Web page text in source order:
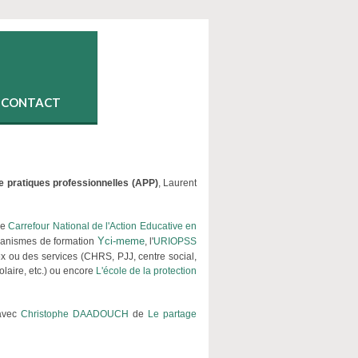
CONTACT
pratiques professionnelles (APP), Laurent
Carrefour National de l'Action Educative en
de formation Yci-meme, l'URIOPSS
ou des services (CHRS, PJJ, centre social,
etc.) ou encore L'école de la protection
Christophe DAADOUCH de Le partage